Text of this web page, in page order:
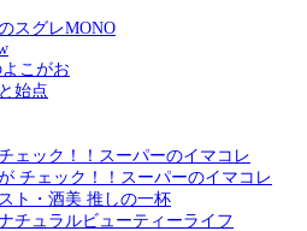
スグレMONO
こがお
始点
ェック！！スーパーのイマコレ
チェック！！スーパーのイマコレ
ト・酒美 推しの一杯
チュラルビューティーライフ